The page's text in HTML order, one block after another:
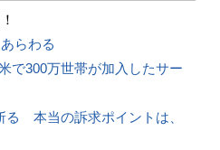
らわる
300万世帯が加入したサー
本当の訴求ポイントは、